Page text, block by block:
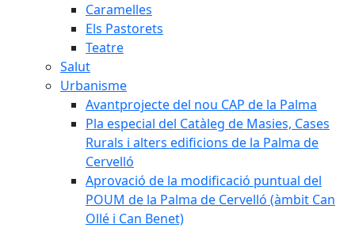
Caramelles
Els Pastorets
Teatre
Salut
Urbanisme
Avantprojecte del nou CAP de la Palma
Pla especial del Catàleg de Masies, Cases
Rurals i alters edificions de la Palma de
Cervelló
Aprovació de la modificació puntual del
POUM de la Palma de Cervelló (àmbit Can
Ollé i Can Benet)